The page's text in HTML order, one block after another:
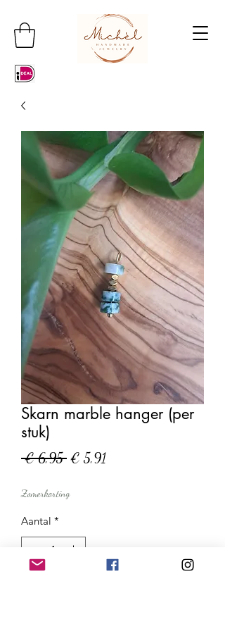
Skarn marble hanger (per
stuk)
€ 6,95 Normale
€ 5,91Verkoopprijs
Zomerkorting
Aantal *